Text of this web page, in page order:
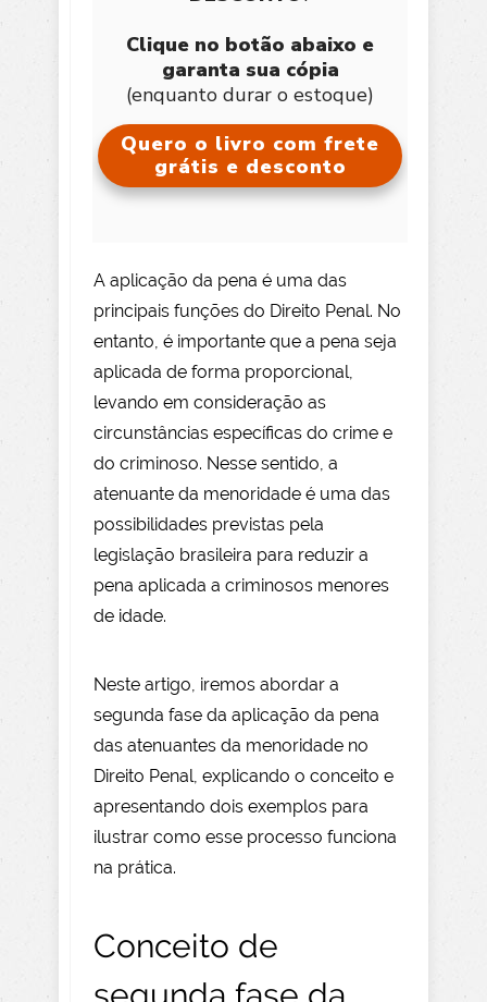
Clique no botão abaixo e
garanta sua cópia
(enquanto durar o estoque)
Quero o livro com frete
grátis e desconto
A aplicação da pena é uma das
principais funções do Direito Penal. No
entanto, é importante que a pena seja
aplicada de forma proporcional,
levando em consideração as
circunstâncias específicas do crime e
do criminoso. Nesse sentido, a
atenuante da menoridade é uma das
possibilidades previstas pela
legislação brasileira para reduzir a
pena aplicada a criminosos menores
de idade.
Neste artigo, iremos abordar a
segunda fase da aplicação da pena
das atenuantes da menoridade no
Direito Penal, explicando o conceito e
apresentando dois exemplos para
ilustrar como esse processo funciona
na prática.
Conceito de